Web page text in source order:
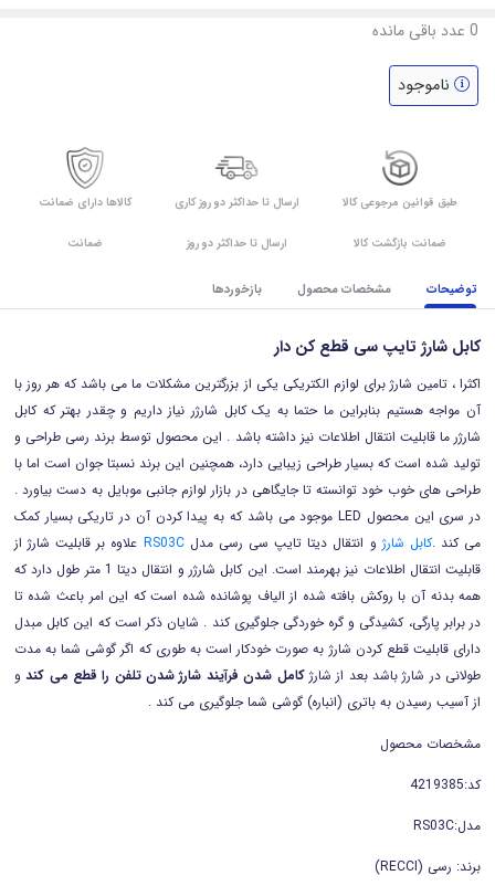
0 عدد باقی مانده
ناموجود
طبق قوانین مرجوعی کالا
ضمانت بازگشت کالا
ارسال تا حداکثر دو روز کاری
ارسال تا حداکثر دو روز
کالاها دارای ضمانت
ضمانت
توضیحات مشخصات محصول بازخوردها
کابل شارژ تایپ سی قطع کن دار
اکثرا ، تامین شارژ برای لوازم الکتریکی یکی از بزرگترین مشکلات ما می باشد که هر روز با
آن مواجه هستیم بنابراین ما حتما به یک کابل شارژر نیاز داریم و چقدر بهتر که کابل
شارژر ما قابلیت انتقال اطلاعات نیز داشته باشد . این محصول توسط برند رسی طراحی و
تولید شده است که بسیار طراحی زیبایی دارد، همچنین این برند نسبتا جوان است اما با
طراحی های خوب خود توانسته تا جایگاهی در بازار لوازم جانبی موبایل به دست بیاورد .
در سری این محصول LED موجود می باشد که به پیدا کردن آن در تاریکی بسیار کمک
می کند .کابل شارژ و انتقال دیتا تایپ سی رسی مدلRS03C علاوه بر قابلیت شارژ از
قابلیت انتقال اطلاعات نیز بهرمند است. این کابل شارژر و انتقال دیتا 1 متر طول دارد که
همه بدنه آن با روکش بافته شده از الیاف پوشانده شده است که این امر باعث شده تا
در برابر پارگی، کشیدگی و گره خوردگی جلوگیری کند . شایان ذکر است که این کابل مبدل
دارای قابلیت قطع کردن شارژ به صورت خودکار است به طوری که اگر گوشی شما به مدت
طولانی در شارژ باشد بعد از شارژ کامل شدن فرآیند شارژ شدن تلفن را قطع می کندو
از آسیب رسیدن به باتری (انباره) گوشی شما جلوگیری می کند .
مشخصات محصول
کد:4219385
مدل:RS03C
برند: رسی (RECCI)